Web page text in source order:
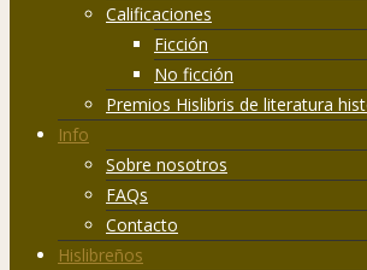
Calificaciones
Ficción
No ficción
Premios Hislibris de literatura
Info
Sobre nosotros
FAQs
Contacto
Hislibreños